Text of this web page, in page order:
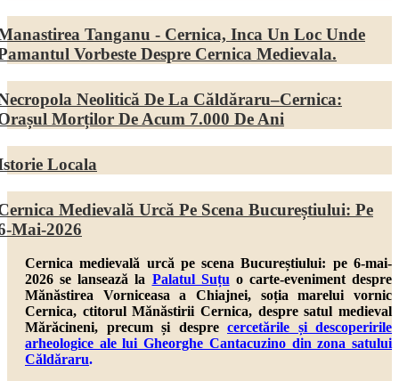
Tanganu - Cernica, Inca Un Loc Unde
Vorbeste Despre Cernica Medievala.
Neolitică De La Căldăraru–Cernica:
Morților De Acum 7.000 De Ani
Locala
Medievală Urcă Pe Scena Bucureștiului: Pe
Mai-2026
Cernica medievală urcă pe scena Bucureștiului: pe 6-mai-
2026 se lansează la Palatul Suțu o carte-eveniment despre
Mănăstirea Vorniceasa a Chiajnei, soția marelui vornic
Cernica, ctitorul Mănăstirii Cernica, despresatul medieval
Mărăcineni, precum și despre cercetările și descoperirile
arheologice ale lui Gheorghe Cantacuzino din zona satului
Căldăraru.